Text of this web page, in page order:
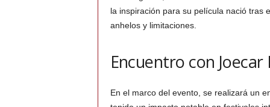
la inspiración para su película nació tras
anhelos y limitaciones.
Encuentro con Joecar
En el marco del evento, se realizará un